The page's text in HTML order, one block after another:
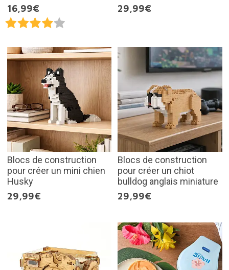
16,99€
29,99€
Blocs de construction
pour créer un mini chien
Husky
29,99€
Blocs de construction
pour créer un chiot
bulldog anglais miniature
29,99€